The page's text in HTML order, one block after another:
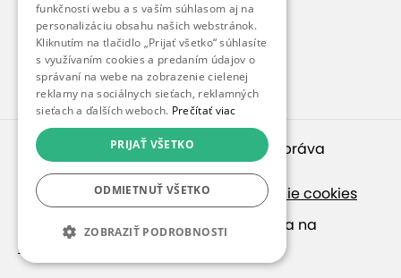
Blog
Pre médiá
Pre partnerov
© 2010 – 2026inspirago s. r. o.
. Všetky práva
vyhradené.
Ochrana osobných údajov|
Nastavenie cookies
Ak hľadáte ponuky v češtine, pozrite sa na
SlevaDne.cz
funkčnosti webu a s vaším súhlasom aj na
personalizáciu obsahu našich webstránok.
Kliknutím na tlačidlo „Prijať všetko“ súhlasíte
s využívaním cookies a predaním údajov o
správaní na webe na zobrazenie cielenej
reklamy na sociálnych sieťach, reklamných
sieťach a ďalších weboch. Prečítať viac
PRIJAŤ VŠETKO
ODMIETNUŤ VŠETKO
ZOBRAZIŤ PODROBNOSTI